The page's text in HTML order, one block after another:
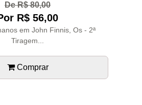
De R$ 80,00
R$ 56,00
em John Finnis, Os - 2ª
Tiragem...
Comprar